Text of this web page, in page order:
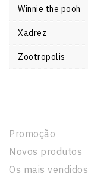
Winnie the pooh
Xadrez
Zootropolis
Promoção
Novos produtos
Os mais vendidos